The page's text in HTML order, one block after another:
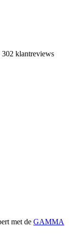
302 klantreviews
met de GAMMA